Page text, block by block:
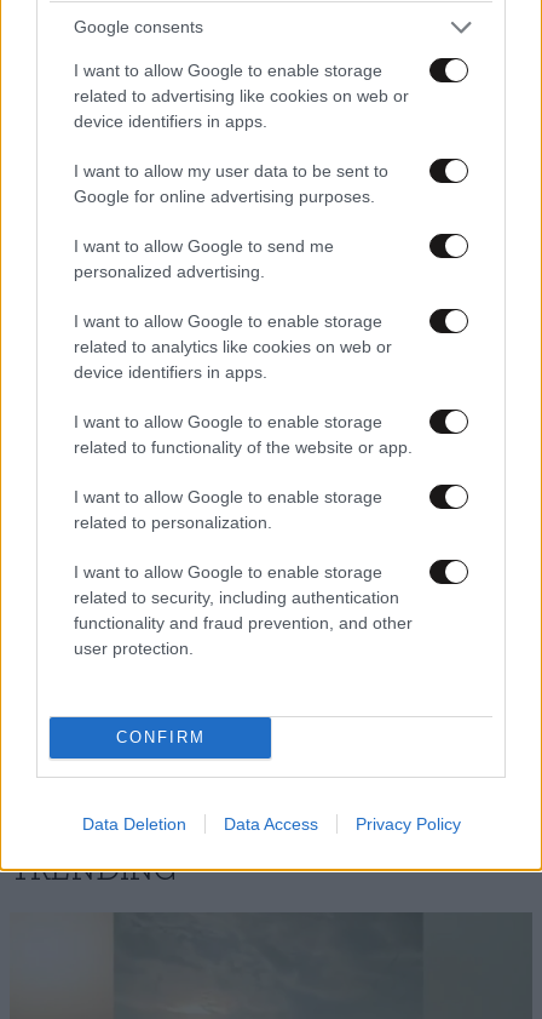
Google consents
I want to allow Google to enable storage
related to advertising like cookies on web or
device identifiers in apps.
I want to allow my user data to be sent to
Google for online advertising purposes.
I want to allow Google to send me
personalized advertising.
I want to allow Google to enable storage
related to analytics like cookies on web or
device identifiers in apps.
I want to allow Google to enable storage
related to functionality of the website or app.
I want to allow Google to enable storage
related to personalization.
I want to allow Google to enable storage
related to security, including authentication
functionality and fraud prevention, and other
user protection.
CONFIRM
Data Deletion Data Access Privacy Policy
καραμήτρο
Stateless 10·05·2021 22:48
Τα παιδιά τέτοιας ηλικίας δε θα πρέπει ούτε
δευτερόλεπτο να φεύγουν από τη προσοχή των
γονιών και ειδικά σε επαρχιακούς δρόμους που όλοι
Remaloskilo 11·05·2021 07:46
Κοίτα δεν χρειάζεται να τρέχεις και πολύ για να
σκοτώσεις άνθρωπο με το αμάξι. Σκέψου ότι
ζυγίζει από τόνο και πάνω μόνο το βάρος
TRENDING